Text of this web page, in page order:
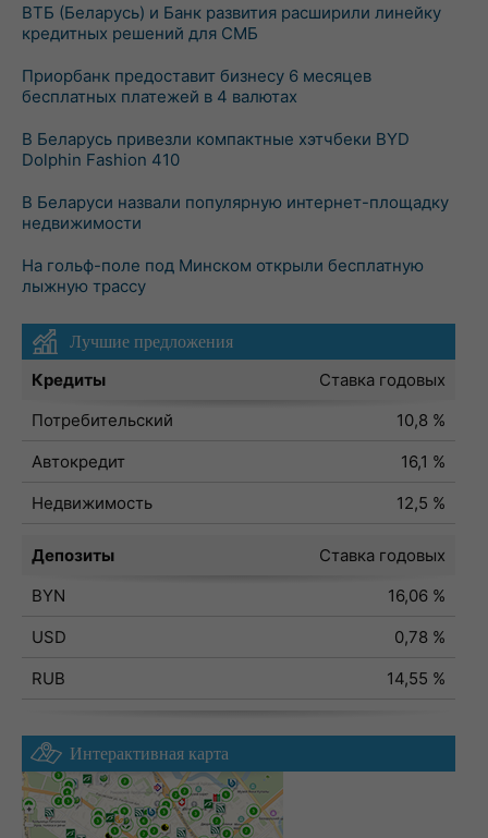
ВТБ (Беларусь) и Банк развития расширили линейку
кредитных решений для СМБ
Приорбанк предоставит бизнесу 6 месяцев
бесплатных платежей в 4 валютах
В Беларусь привезли компактные хэтчбеки BYD
Dolphin Fashion 410
В Беларуси назвали популярную интернет-площадку
недвижимости
На гольф-поле под Минском открыли бесплатную
лыжную трассу
Лучшие предложения
Кредиты
Ставка годовых
Потребительский
10,8 %
Автокредит
16,1 %
Недвижимость
12,5 %
Депозиты
Ставка годовых
BYN
16,06 %
USD
0,78 %
RUB
14,55 %
Интерактивная карта